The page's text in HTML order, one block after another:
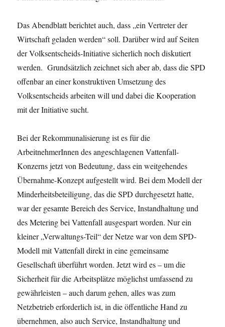
Das Abendblatt berichtet auch, dass „ein Vertreter der
Wirtschaft geladen werden“ soll. Darüber wird auf Seiten
der Volksentscheids-Initiative sicherlich noch diskutiert
werden. Grundsätzlich zeichnet sich aber ab, dass die SPD
offenbar an einer konstruktiven Umsetzung des
Volksentscheids arbeiten will und dabei die Kooperation
mit der Initiative sucht.
Bei der Rekommunalisierung ist es für die
ArbeitnehmerInnen des angeschlagenen Vattenfall-
Konzerns jetzt von Bedeutung, dass ein weitgehendes
Übernahme-Konzept aufgestellt wird. Bei dem Modell der
Minderheitsbeteiligung, das die SPD durchgesetzt hatte,
war der gesamte Bereich des Service, Instandhaltung und
des Metering bei Vattenfall ausgespart worden. Nur ein
kleiner „Verwaltungs-Teil“ der Netze war von dem SPD-
Modell mit Vattenfall direkt in eine gemeinsame
Gesellschaft überführt worden. Jetzt wird es – um die
Sicherheit für die Arbeitsplätze möglichst umfassend zu
gewährleisten – auch darum gehen, alles was zum
Netzbetrieb erforderlich ist, in die öffentliche Hand zu
übernehmen, also auch Service, Instandhaltung und